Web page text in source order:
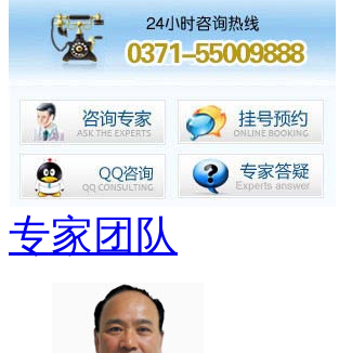
专家团队